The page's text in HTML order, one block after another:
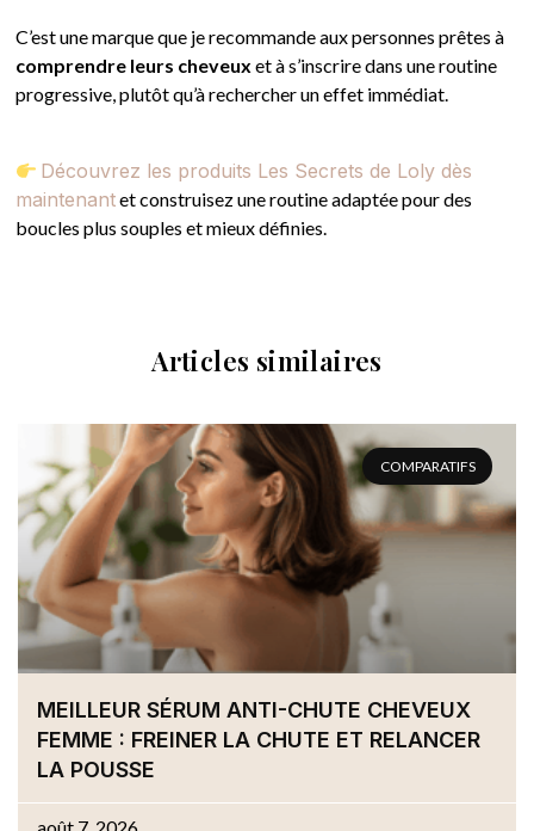
C’est une marque que je recommande aux personnes prêtes à
comprendre leurs cheveux et à s’inscrire dans une routine
progressive, plutôt qu’à rechercher un effet immédiat.
Découvrez les produits Les Secrets de Loly dès
maintenantet construisez une routine adaptée pour des
boucles plus souples et mieux définies.
Articles similaires
COMPARATIFS
MEILLEUR SÉRUM ANTI-CHUTE CHEVEUX
FEMME : FREINER LA CHUTE ET RELANCER
LA POUSSE